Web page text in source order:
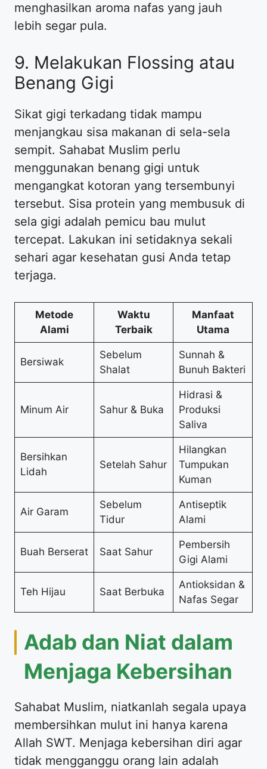
menghasilkan aroma nafas yang jauh
lebih segar pula.
9. Melakukan Flossing atau
Benang Gigi
Sikat gigi terkadang tidak mampu
menjangkau sisa makanan di sela-sela
sempit. Sahabat Muslim perlu
menggunakan benang gigi untuk
mengangkat kotoran yang tersembunyi
tersebut. Sisa protein yang membusuk di
sela gigi adalah pemicu bau mulut
tercepat. Lakukan ini setidaknya sekali
sehari agar kesehatan gusi Anda tetap
terjaga.
Metode
Alami
Waktu
Terbaik
Manfaat
Utama
Bersiwak
Sebelum
Shalat
Sunnah &
Bunuh Bakteri
Minum Air Sahur & Buka
Hidrasi &
Produksi
Saliva
Bersihkan
Lidah
Setelah Sahur
Hilangkan
Tumpukan
Kuman
Air Garam
Sebelum
Tidur
Antiseptik
Alami
Buah Berserat Saat Sahur
Pembersih
Gigi Alami
Teh Hijau Saat Berbuka
Antioksidan &
Nafas Segar
Adab dan Niat dalam
Menjaga Kebersihan
Sahabat Muslim, niatkanlah segala upaya
membersihkan mulut ini hanya karena
Allah SWT. Menjaga kebersihan diri agar
tidak mengganggu orang lain adalah